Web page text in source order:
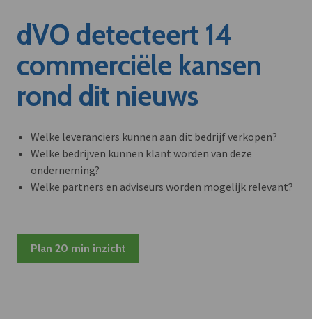
dVO detecteert 14
commerciële kansen
rond dit nieuws
Welke leveranciers kunnen aan dit bedrijf verkopen?
Welke bedrijven kunnen klant worden van deze
onderneming?
Welke partners en adviseurs worden mogelijk relevant?
Plan 20 min inzicht